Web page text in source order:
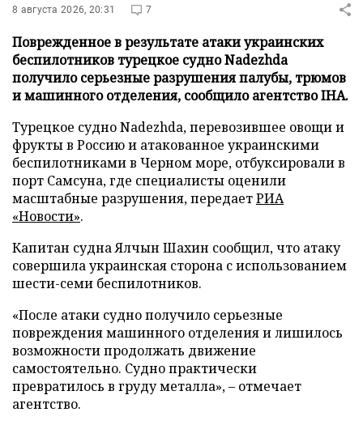
8 августа 2026, 20:31 7
Поврежденное в результате атаки украинских
беспилотников турецкое судно Nadezhda
получило серьезные разрушения палубы, трюмов
и машинного отделения, сообщило агентство IHA.
Турецкое судно Nadezhda, перевозившее овощи и
фрукты в Россию и атакованное украинскими
беспилотниками в Черном море, отбуксировали в
порт Самсуна, где специалисты оценили
масштабные разрушения, передаетРИА
«Новости».
Капитан судна Ялчын Шахин сообщил, что атаку
совершила украинская сторона с использованием
шести-семи беспилотников.
«После атаки судно получило серьезные
повреждения машинного отделения и лишилось
возможности продолжать движение
самостоятельно. Судно практически
превратилось в груду металла», – отмечает
агентство.